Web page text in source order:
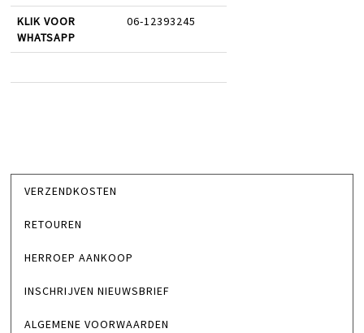
KLIK VOOR
WHATSAPP
06-12393245
VERZENDKOSTEN
RETOUREN
HERROEP AANKOOP
INSCHRIJVEN NIEUWSBRIEF
ALGEMENE VOORWAARDEN